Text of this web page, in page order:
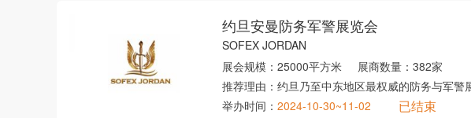
约旦安曼防务军警展览会
SOFEX JORDAN
展会规模： 25000平方米 展商数量： 382家
推荐理由： 约旦乃至中东地区最权威的防务与军警
举办时间： 2024-10-30~11-02 已结束